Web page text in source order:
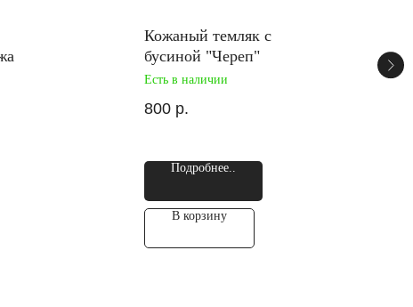
Кожаный темляк с
бусиной "Череп"
Есть в наличии
800 р.
Подробнее..
В корзину